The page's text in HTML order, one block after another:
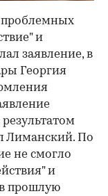
и
заявление, в
Георгия
результатом
Лиманский. По
не смогло
и
прошлую